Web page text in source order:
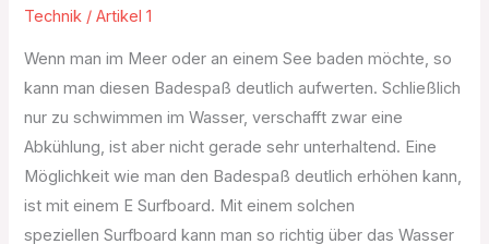
Technik /Artikel 1
Wenn man im Meer oder an einem See baden möchte, so
kann man diesen Badespaß deutlich aufwerten. Schließlich
nur zu schwimmen im Wasser, verschafft zwar eine
Abkühlung, ist aber nicht gerade sehr unterhaltend. Eine
Möglichkeit wie man den Badespaß deutlich erhöhen kann,
ist mit einem E Surfboard. Mit einem solchen
speziellen Surfboard kann man so richtig über das Wasser